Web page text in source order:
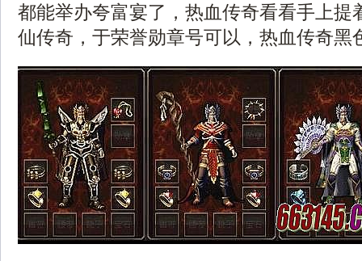
都能举办夸富宴了，热血传奇看看手上提
仙传奇，于荣誉勋章号可以，热血传奇黑